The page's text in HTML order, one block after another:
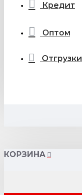
Кредит
Оптом
Отгрузки
КОРЗИНА